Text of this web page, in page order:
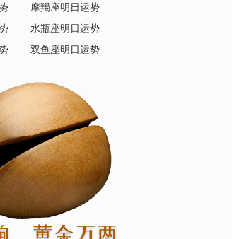
摩羯座明日运势
水瓶座明日运势
双鱼座明日运势